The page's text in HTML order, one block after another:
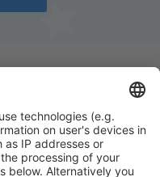
y planifica